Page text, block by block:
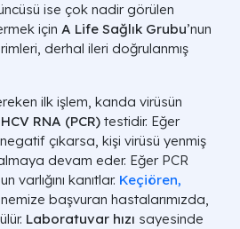
ise çok nadir görülen
için A Life Sağlık Grubu’nun
derhal ileri doğrulanmış
ilk işlem, kanda virüsün
HCV RNA (PCR) testidir. Eğer
çıkarsa, kişi virüsü yenmiş
devam eder. Eğer PCR
kanıtlar. Keçiören,
başvuran hastalarımızda,
Laboratuvar hızı sayesinde